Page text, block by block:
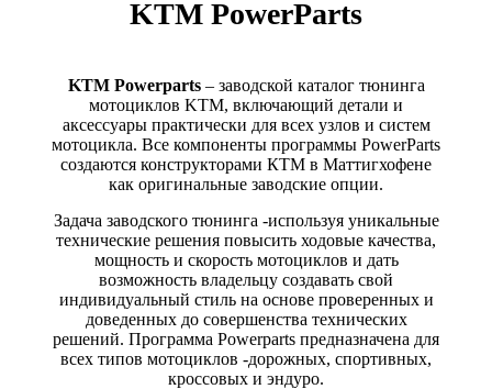
KTM PowerParts
KTM Powerparts– заводской каталог тюнинга
мотоциклов KTM, включающий детали и
аксессуары практически для всех узлов и систем
мотоцикла. Все компоненты программы PowerParts
создаются конструкторами КТМ в Маттигхофене
как оригинальные заводские опции.
Задача заводского тюнинга -используя уникальные
технические решения повысить ходовые качества,
мощность и скорость мотоциклов и дать
возможность владельцу создавать свой
индивидуальный стиль на основе проверенных и
доведенных до совершенства технических
решений. Программа Powerparts предназначена для
всех типов мотоциклов -дорожных, спортивных,
кроссовых и эндуро.